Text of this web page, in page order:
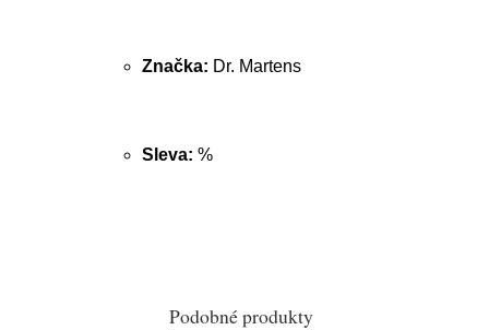
Značka: Dr. Martens
Sleva: %
Podobné produkty